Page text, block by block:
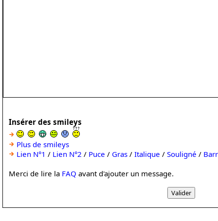
Insérer des smileys
Plus de smileys
Lien N°1 / Lien N°2 / Puce / Gras / Italique / Souligné /
Merci de lire la FAQ avant d'ajouter un message.